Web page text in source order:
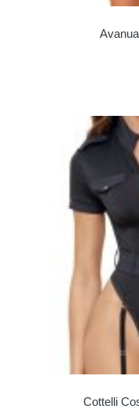
Cottelli